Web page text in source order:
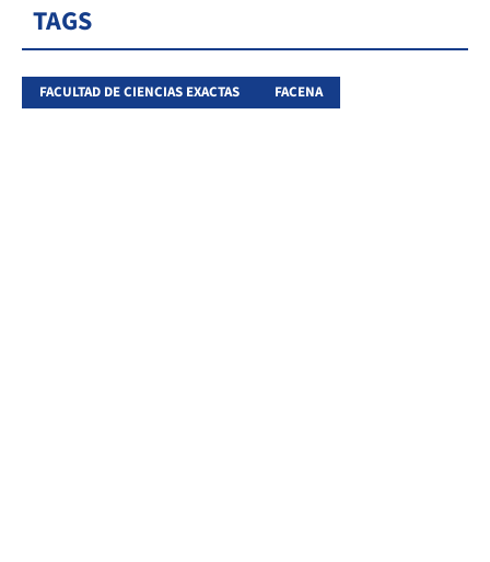
TAGS
FACULTAD DE CIENCIAS EXACTAS FACENA